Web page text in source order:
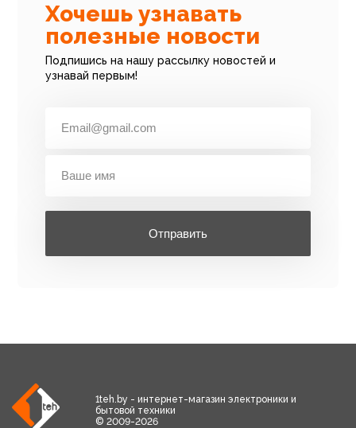
Хочешь узнавать
полезные новости
Подпишись на нашу рассылку новостей и
узнавай первым!
Отправить
1teh.by - интернет-магазин электроники и
бытовой техники
© 2009-2026